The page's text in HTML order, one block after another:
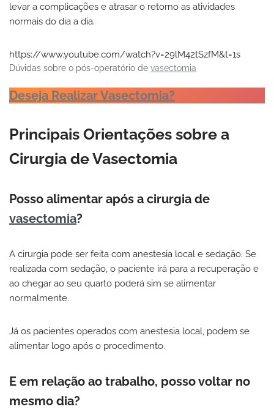
levar a complicações e atrasar o retorno as atividades
normais do dia a dia.
https://www.youtube.com/watch?v=29lM42tSzfM&t=1s
Dúvidas sobre o pós-operatório de vasectomia
Deseja Realizar Vasectomia?
Principais Orientações sobre a
Cirurgia de Vasectomia
Posso alimentar após a cirurgia de
vasectomia?
A cirurgia pode ser feita com anestesia local e sedação. Se
realizada com sedação, o paciente irá para a recuperação e
ao chegar ao seu quarto poderá sim se alimentar
normalmente.
Já os pacientes operados com anestesia local, podem se
alimentar logo após o procedimento.
​E em relação ao trabalho, posso voltar no
mesmo dia?